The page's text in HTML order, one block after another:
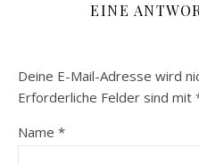
EINE
Deine E-Mail-Adresse wird
Erforderliche Felder sind mit
Name *